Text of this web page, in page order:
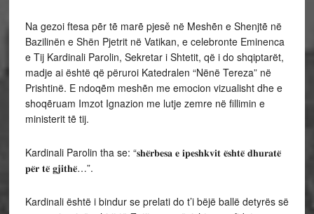
Na gezoi ftesa pẽr tẽ marẽ pjesě në Meshẽn e Shenjtẽ në
Bazilinën e Shën Pjetrit në Vatikan, e celebronte Eminenca
e Tij Kardinali Parolin, Sekretar i Shtetit, që i do shqiptarët,
madje ai është që përuroi Katedralen “Nënë Tereza” në
Prishtinë. E ndoqẽm meshẽn me emocion vizualisht dhe e
shoqẽruam Imzot Ignazion me lutje zemre në fillimin e
ministerit tẽ tij.
Kardinali Parolin tha se: “𝐬𝐡𝐞̈𝐫𝐛𝐞𝐬𝐚 𝐞 𝐢𝐩𝐞𝐬𝐡𝐤𝐯𝐢𝐭 𝐞̈𝐬𝐡𝐭𝐞̈ 𝐝𝐡𝐮𝐫𝐚𝐭𝐞̈
𝐩𝐞̈𝐫 𝐭𝐞̈ 𝐠𝐣𝐢𝐭𝐡𝐞̈…”.
Kardinali është i bindur se prelati do t’i bëjë ballë detyrës së